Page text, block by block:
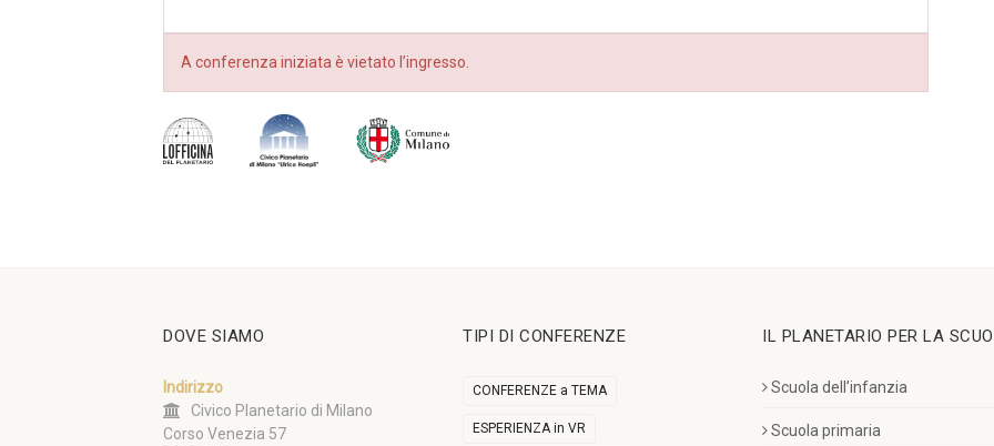
A conferenza iniziata è vietato l’ingresso.
DOVE SIAMO
Indirizzo
Civico Planetario di Milano
Corso Venezia 57
TIPI DI CONFERENZE
CONFERENZE a TEMA
ESPERIENZA in VR
IL PLANETARIO PER LA
Scuola dell’infanzia
Scuola primaria